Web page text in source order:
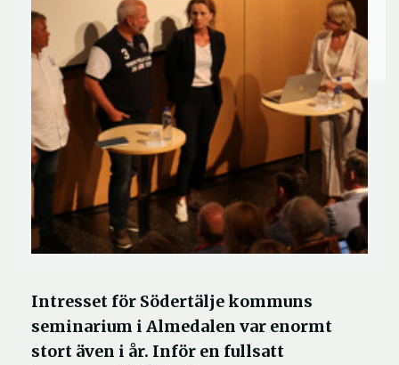
Intresset för Södertälje kommuns
seminarium i Almedalen var enormt
stort även i år. Inför en fullsatt